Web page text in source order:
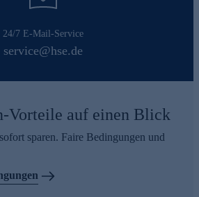
24/7 E-Mail-Service
service@hse.de
Vorteile auf einen Blick
sparen. Faire Bedingungen und